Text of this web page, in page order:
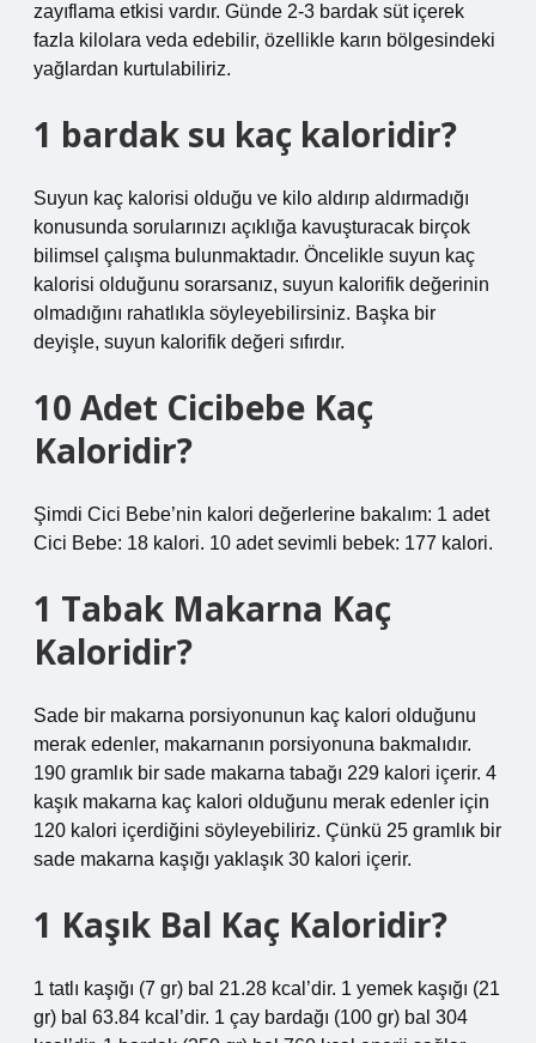
zayıflama etkisi vardır. Günde 2-3 bardak süt içerek
fazla kilolara veda edebilir, özellikle karın bölgesindeki
yağlardan kurtulabiliriz.
1 bardak su kaç kaloridir?
Suyun kaç kalorisi olduğu ve kilo aldırıp aldırmadığı
konusunda sorularınızı açıklığa kavuşturacak birçok
bilimsel çalışma bulunmaktadır. Öncelikle suyun kaç
kalorisi olduğunu sorarsanız, suyun kalorifik değerinin
olmadığını rahatlıkla söyleyebilirsiniz. Başka bir
deyişle, suyun kalorifik değeri sıfırdır.
10 Adet Cicibebe Kaç
Kaloridir?
Şimdi Cici Bebe’nin kalori değerlerine bakalım: 1 adet
Cici Bebe: 18 kalori. 10 adet sevimli bebek: 177 kalori.
1 Tabak Makarna Kaç
Kaloridir?
Sade bir makarna porsiyonunun kaç kalori olduğunu
merak edenler, makarnanın porsiyonuna bakmalıdır.
190 gramlık bir sade makarna tabağı 229 kalori içerir. 4
kaşık makarna kaç kalori olduğunu merak edenler için
120 kalori içerdiğini söyleyebiliriz. Çünkü 25 gramlık bir
sade makarna kaşığı yaklaşık 30 kalori içerir.
1 Kaşık Bal Kaç Kaloridir?
1 tatlı kaşığı (7 gr) bal 21.28 kcal’dir. 1 yemek kaşığı (21
gr) bal 63.84 kcal’dir. 1 çay bardağı (100 gr) bal 304